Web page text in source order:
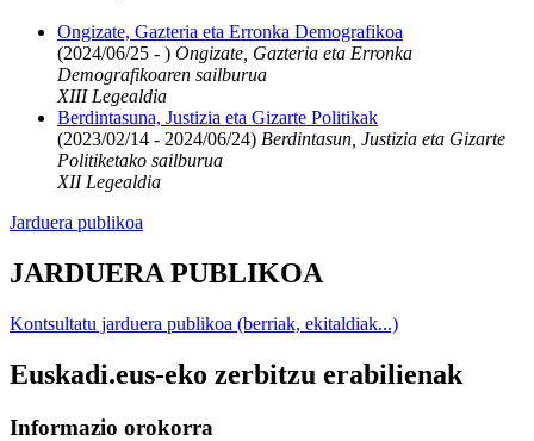
Ongizate, Gazteria eta Erronka Demografikoa
(2024/06/25 - ) Ongizate, Gazteria eta Erronka
Demografikoaren sailburua
XIII Legealdia
Berdintasuna, Justizia eta Gizarte Politikak
(2023/02/14 - 2024/06/24) Berdintasun, Justizia eta Gizarte
Politiketako sailburua
XII Legealdia
Jarduera publikoa
JARDUERA PUBLIKOA
Kontsultatu jarduera publikoa (berriak, ekitaldiak...)
Euskadi.eus-eko zerbitzu erabilienak
Informazio orokorra